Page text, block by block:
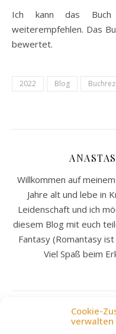
Cookie-
verwalten
Ich kann das
weiterempfehlen. Das
bewertet.
2022 Blog
Willkommen auf
Jahre alt und lebe in
Leidenschaft und ich
diesem Blog mit euch
Fantasy (Romantasy
Viel Spaß beim